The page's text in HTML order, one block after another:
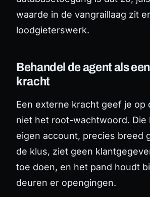
waarde in de vangraillaag zit
loodgieterswerk.
Behandel de agent als
kracht
Een externe kracht geef je op
niet het root-wachtwoord. Die
eigen account, precies breed
de klus, ziet geen
toe doen, en het pand houdt
deuren er opengingen.